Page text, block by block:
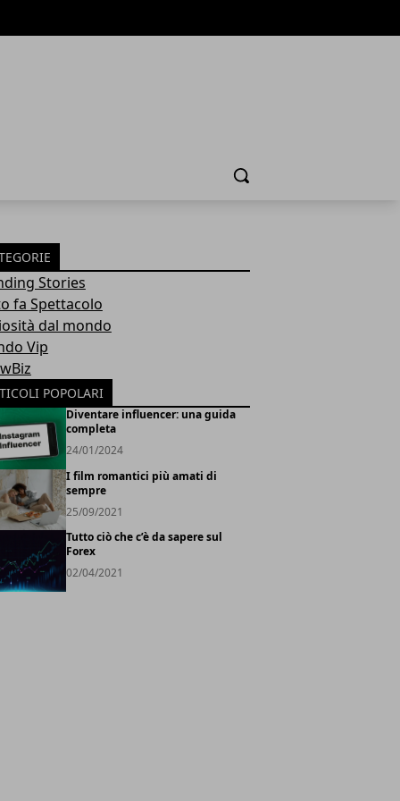
Cerca
Stories
fa Spettacolo
dal mondo
Vip
POPOLARI
Diventare influencer: una guida
completa
24/01/2024
I film romantici più amati di
sempre
25/09/2021
Tutto ciò che c’è da sapere sul
Forex
02/04/2021